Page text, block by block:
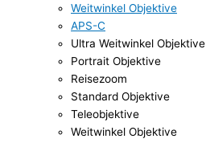
Weitwinkel Objektive
APS-C
Ultra Weitwinkel Objektive
Portrait Objektive
Reisezoom
Standard Objektive
Teleobjektive
Weitwinkel Objektive